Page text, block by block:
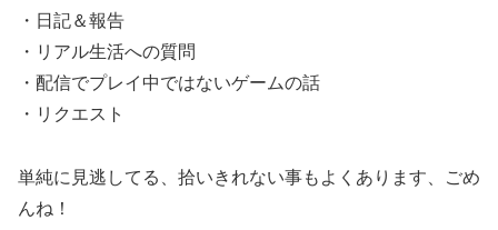
・日記＆報告
・リアル生活への質問
・配信でプレイ中ではないゲームの話
・リクエスト
単純に見逃してる、拾いきれない事もよくあります、ごめ
んね！